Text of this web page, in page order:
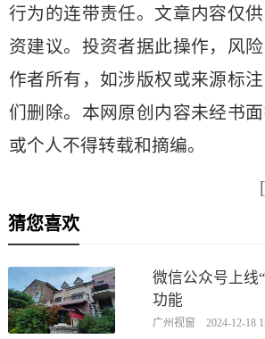
行为的连带责任。文章内容仅
资建议。投资者据此操作，风
作者所有，如涉版权或来源标
们删除。本网原创内容未经书
或个人不得转载和摘编。
猜您喜欢
微信公众号上线
功能
广州视窗 2024-12-18